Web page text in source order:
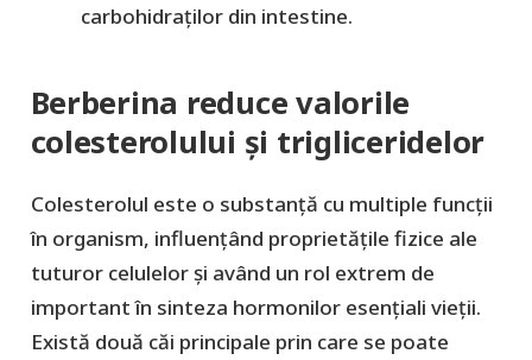
carbohidraților din intestine.
Berberina reduce valorile
colesterolului și trigliceridelor
Colesterolul este o substanță cu multiple funcții
în organism, influențând proprietățile fizice ale
tuturor celulelor și având un rol extrem de
important în sinteza hormonilor esențiali vieții.
Există două căi principale prin care se poate